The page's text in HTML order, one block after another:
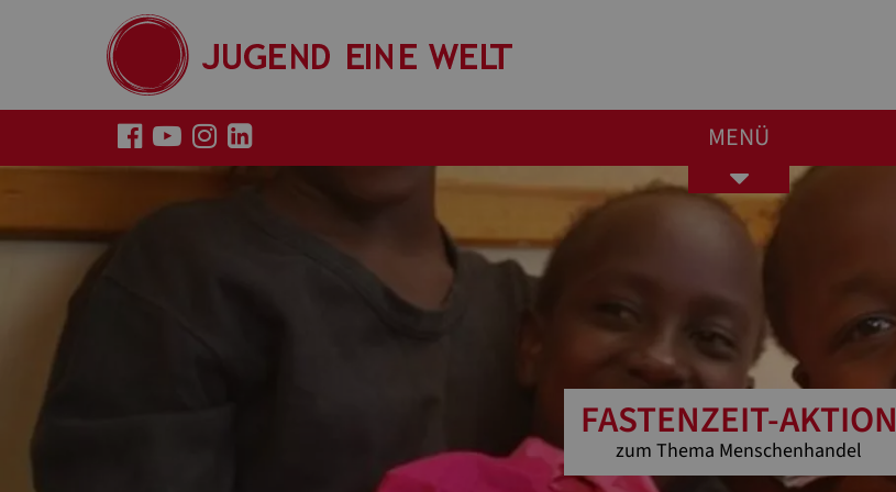
MENÜ
Toggle
navigation
FASTENZEIT-AKTION
zum Thema Menschenhandel